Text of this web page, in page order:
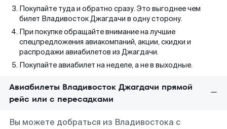
Покупайте туда и обратно сразу. Это выгоднее чем
билет Владивосток Джагдачи в одну сторону.
При покупке обращайте внимание на лучшие
спецпредложения авиакомпаний, акции, скидки и
распродажи авиабилетов из Джагдачи.
Покупайте авиабилет на неделе, а не в выходные.
Авиабилеты Владивосток Джагдачи прямой
рейс или с пересадками
Вы можете добраться из Владивостока с